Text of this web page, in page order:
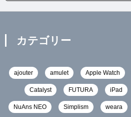
カテゴリー
ajouter amulet Apple Watch
Catalyst FUTURA iPad
NuAns NEO Simplism weara